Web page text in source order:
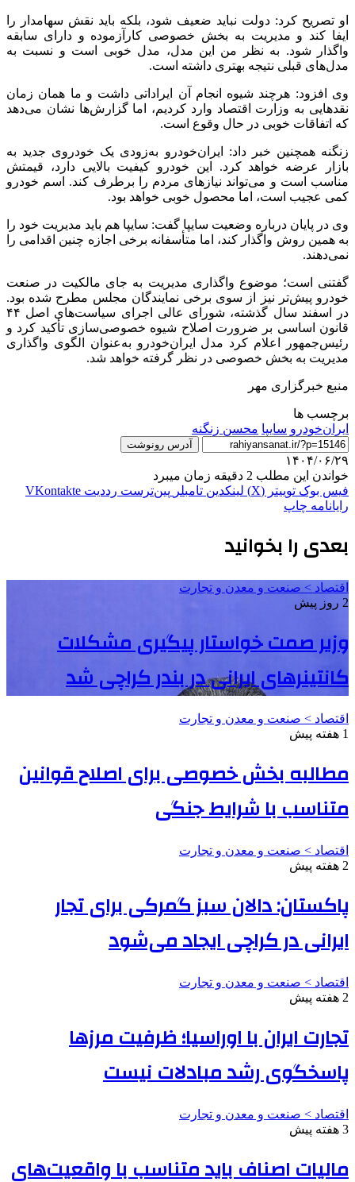
او تصریح کرد: دولت نباید ضعیف شود، بلکه باید نقش سهامدار را
ایفا کند و مدیریت به بخش خصوصی کارآزموده و دارای سابقه
واگذار شود. به نظر من این مدل، مدل خوبی است و نسبت به
مدل‌های قبلی نتیجه بهتری داشته است.
وی افزود: هرچند شیوه انجام آن ایراداتی داشت و ما همان زمان
نقدهایی به وزارت اقتصاد وارد کردیم، اما گزارش‌ها نشان می‌دهد
که اتفاقات خوبی در حال وقوع است.
زنگنه همچنین خبر داد: ایران‌خودرو به‌زودی یک خودروی جدید به
بازار عرضه خواهد کرد. این خودرو کیفیت بالایی دارد، قیمتش
مناسب است و می‌تواند نیازهای مردم را برطرف کند. اسم خودرو
کمی عجیب است، اما محصول خوبی خواهد بود.
وی در پایان درباره وضعیت سایپا گفت: سایپا هم باید مدیریت خود را
به همین روش واگذار کند، اما متأسفانه برخی اجازه چنین اقدامی را
نمی‌دهند.
گفتنی است؛ موضوع واگذاری مدیریت به جای مالکیت در صنعت
خودرو پیش‌تر نیز از سوی برخی نمایندگان مجلس مطرح شده بود.
در اسفند سال گذشته، شورای عالی اجرای سیاست‌های اصل ۴۴
قانون اساسی بر ضرورت اصلاح شیوه خصوصی‌سازی تأکید کرد و
رئیس‌جمهور اعلام کرد مدل ایران‌خودرو به‌عنوان الگوی واگذاری
مدیریت به بخش خصوصی در نظر گرفته خواهد شد.
منبع خبرگزاری مهر
برچسب ها
ایران‌خودرو سایپا محسن زنگنه
آدرس رونوشت
۱۴۰۴/۰۶/۲۹
خواندن این مطلب 2 دقیقه زمان میبرد
فیس بوک توییتر (X) لینکدین ‫تامبلر ‫پین‌ترست ‫رددیت ‫VKontakte
رایانامه چاپ
بعدی را بخوانید
اقتصاد > صنعت و معدن و تجارت
2 روز پیش
وزیر صمت خواستار پیگیری مشکلات
کانتینرهای ایرانی در بندر کراچی شد
اقتصاد > صنعت و معدن و تجارت
1 هفته پیش
مطالبه بخش خصوصی برای اصلاح قوانین
متناسب با شرایط جنگی
اقتصاد > صنعت و معدن و تجارت
2 هفته پیش
پاکستان: دالان سبز گمرکی برای تجار
ایرانی در کراچی ایجاد می‌شود
اقتصاد > صنعت و معدن و تجارت
2 هفته پیش
تجارت ایران با اوراسیا؛ ظرفیت مرزها
پاسخگوی رشد مبادلات نیست
اقتصاد > صنعت و معدن و تجارت
3 هفته پیش
مالیات اصناف باید متناسب با واقعیت‌های